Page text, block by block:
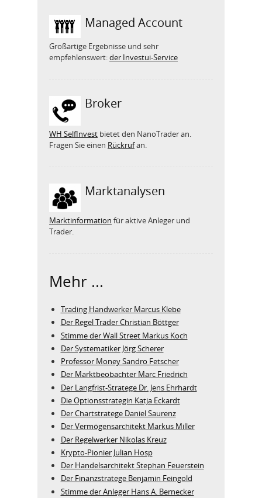
Managed Account
Großartige Ergebnisse und sehr
empfehlenswert:der Investui-Service
Broker
WH SelfInvest bietet den NanoTrader an.
Fragen Sie einen Rückrufan.
Marktanalysen
Marktinformation für aktive Anleger und
Trader.
Mehr ...
Trading Handwerker Marcus Klebe
Der Regel Trader Christian Böttger
Stimme der Wall Street Markus Koch
Der Systematiker Jörg Scherer
Professor Money Sandro Fetscher
Der Marktbeobachter Marc Friedrich
Der Langfrist-Stratege Dr. Jens Ehrhardt
Die Optionsstrategin Katja Eckardt
Der Chartstratege Daniel Saurenz
Der Vermögensarchitekt Markus Miller
Der Regelwerker Nikolas Kreuz
Krypto-Pionier Julian Hosp
Der Handelsarchitekt Stephan Feuerstein
Der Finanzstratege Benjamin Feingold
Stimme der Anleger Hans A. Bernecker